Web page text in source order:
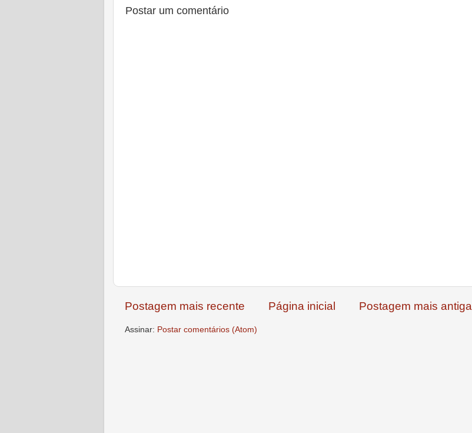
Postar um comentário
Postagem mais recente Postagem mais antiga
Página inicial
Assinar: Postar comentários (Atom)